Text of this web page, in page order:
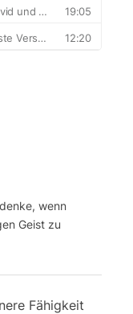
wenn
Geist zu
Fähigkeit